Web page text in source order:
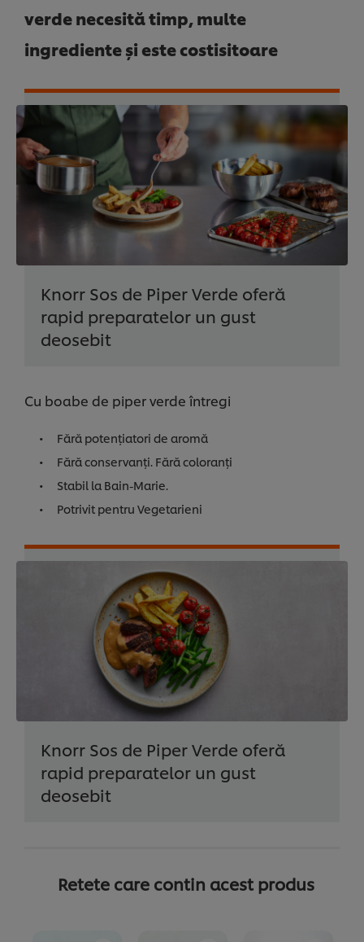
verde necesită timp, multe
ingrediente și este costisitoare
Knorr Sos de Piper Verde oferă
rapid preparatelor un gust
deosebit
Cu boabe de piper verde întregi
Fără potențiatori de aromă
Fără conservanți. Fără coloranți
Stabil la Bain-Marie.
Potrivit pentru Vegetarieni
Knorr Sos de Piper Verde oferă
rapid preparatelor un gust
deosebit
Retete care contin acest produs